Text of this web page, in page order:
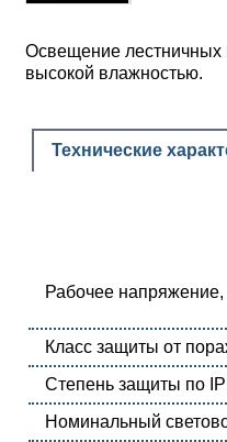
Освещение лестничных
высокой влажностью.
Технические
Рабочее напряжение,
Класс защиты от
Степень защиты по
Номинальный